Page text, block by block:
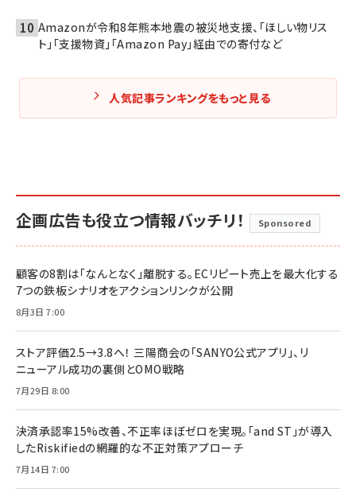
Amazonが令和8年熊本地震の被災地支援、「ほしい物リス
ト」「支援物資」「Amazon Pay」経由での寄付など
人気記事ランキングをもっと見る
企画広告も役立つ情報バッチリ！ Sponsored
顧客の8割は「なんとなく」離脱する。ECリピート売上を最大化する
7つの鉄板シナリオをアクションリンクが公開
8月3日 7:00
ストア評価2.5→3.8へ！ 三陽商会の「SANYO公式アプリ」、リ
ニューアル成功の裏側とOMO戦略
7月29日 8:00
決済承認率15%改善、不正率ほぼゼロを実現。「and ST」が導入
したRiskifiedの網羅的な不正対策アプローチ
7月14日 7:00